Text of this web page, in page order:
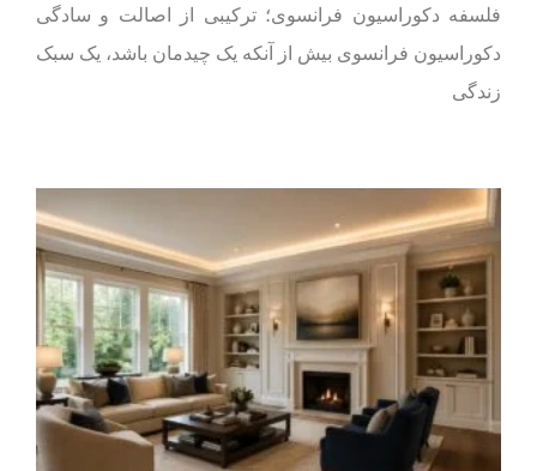
فلسفه دکوراسیون فرانسوی؛ ترکیبی از اصالت و سادگی
دکوراسیون فرانسوی بیش از آنکه یک چیدمان باشد، یک سبک
زندگی